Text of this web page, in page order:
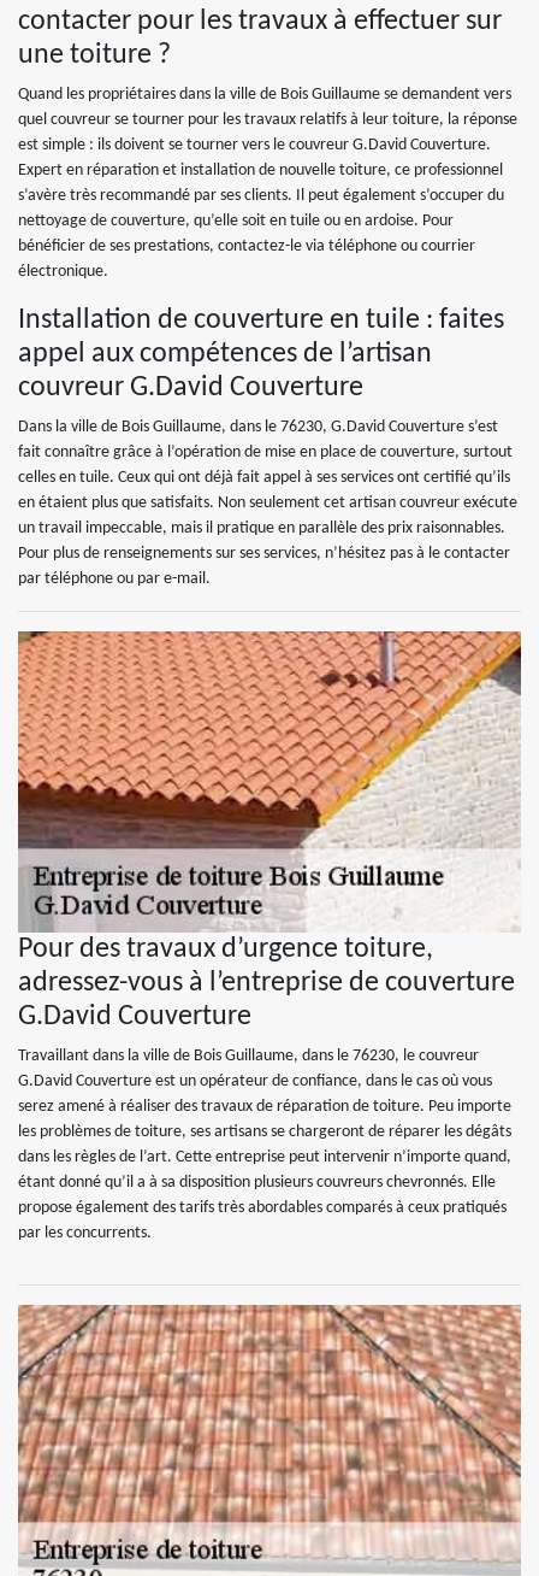
contacter pour les travaux à effectuer sur
une toiture ?
Quand les propriétaires dans la ville de Bois Guillaume se demandent vers
quel couvreur se tourner pour les travaux relatifs à leur toiture, la réponse
est simple : ils doivent se tourner vers le couvreur G.David Couverture.
Expert en réparation et installation de nouvelle toiture, ce professionnel
s’avère très recommandé par ses clients. Il peut également s’occuper du
nettoyage de couverture, qu’elle soit en tuile ou en ardoise. Pour
bénéficier de ses prestations, contactez-le via téléphone ou courrier
électronique.
Installation de couverture en tuile : faites
appel aux compétences de l’artisan
couvreur G.David Couverture
Dans la ville de Bois Guillaume, dans le 76230, G.David Couverture s’est
fait connaître grâce à l’opération de mise en place de couverture, surtout
celles en tuile. Ceux qui ont déjà fait appel à ses services ont certifié qu’ils
en étaient plus que satisfaits. Non seulement cet artisan couvreur exécute
un travail impeccable, mais il pratique en parallèle des prix raisonnables.
Pour plus de renseignements sur ses services, n’hésitez pas à le contacter
par téléphone ou par e-mail.
Pour des travaux d’urgence toiture,
adressez-vous à l’entreprise de couverture
G.David Couverture
Travaillant dans la ville de Bois Guillaume, dans le 76230, le couvreur
G.David Couverture est un opérateur de confiance, dans le cas où vous
serez amené à réaliser des travaux de réparation de toiture. Peu importe
les problèmes de toiture, ses artisans se chargeront de réparer les dégâts
dans les règles de l’art. Cette entreprise peut intervenir n’importe quand,
étant donné qu’il a à sa disposition plusieurs couvreurs chevronnés. Elle
propose également des tarifs très abordables comparés à ceux pratiqués
par les concurrents.